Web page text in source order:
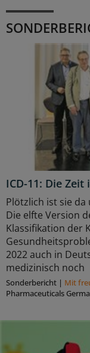
ICD-11: Die
Plötzlich ist sie
Die elfte Version
Klassifikation der
2022 auch in
medizinisch noch
Sonderbericht | Mit
Pharmaceuticals